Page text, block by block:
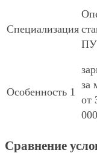
Специализация
ПУ
Особенность 1
за
от
Сравнение